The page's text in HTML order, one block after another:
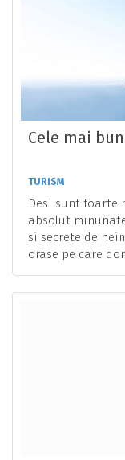
Cele mai
TURISM
Desi sunt foarte
absolut
si secrete de
orase pe care